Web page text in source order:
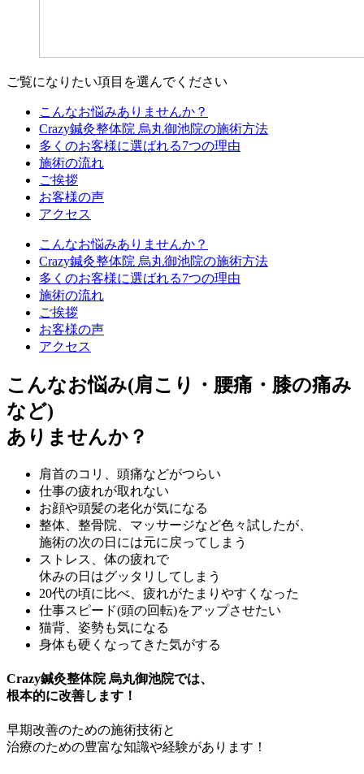
ご覧になりたい項目を選んでください
こんなお悩みありませんか？
Crazy鍼灸整体院 烏丸御池院の施術方法
多くのお客様に選ばれる7つの理由
施術の流れ
ご挨拶
お客様の声
アクセス
こんなお悩みありませんか？
Crazy鍼灸整体院 烏丸御池院の施術方法
多くのお客様に選ばれる7つの理由
施術の流れ
ご挨拶
お客様の声
アクセス
こんなお悩み(肩こり・腰痛・膝の痛み
など)
ありませんか？
肩首のコリ、頭痛などがつらい
仕事の疲れが取れない
お顔や頭髪の老化が気になる
整体、整骨院、マッサージなど色々試したが、
施術の次の日には元に戻ってしまう
ストレス、体の疲れで
休みの日はグッタリしてしまう
20代の頃に比べ、疲れがたまりやすくなった
仕事スピード(頭の回転)をアップさせたい
猫背、姿勢も気になる
身体も硬くなってきた気がする
Crazy鍼灸整体院 烏丸御池院では、
根本的に改善します！
早期改善のための施術技術と
治療のための豊富な知識や経験があります！